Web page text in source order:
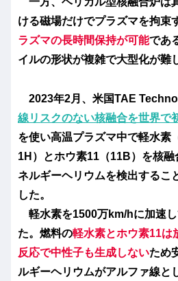
ける磁場だけでプラズマを拘束
ラズマの長時間保持が可能であ
イルの形状が複雑で大型化が難
2023年2月、米国TAE
線リスクのない核融合を世界で
を使い高温プラズマ中で軽水素
1H）とホウ素11（11B）を核
ネルギーヘリウムを検出するこ
した。
軽水素を1500万km/hに加速
た。燃料の軽水素とホウ素11は
反応で中性子も生成しないため
ルギーヘリウムがアルファ線と